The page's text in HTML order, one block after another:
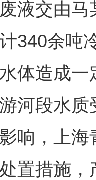
液交由
340余吨
体造成
河段水
响，上
置措施